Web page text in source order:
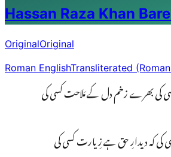
Hassan Raza Khan
OriginalOriginal
Roman EnglishTransliterated
کی بھرے زخم دل کے مَلاحت کسی کی
کہ دیدارِ حق ہے زِیارت کسی کی